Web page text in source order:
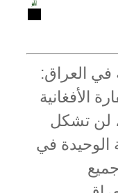
في العراق:
الأفغانية
لن تشكل
الوحيدة في